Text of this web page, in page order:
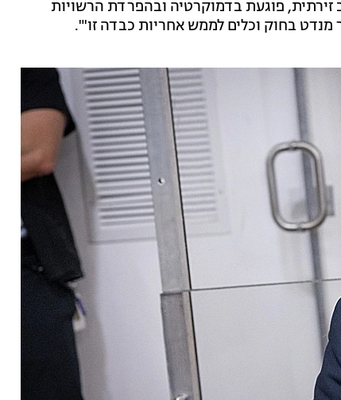
פוגעת בדמוקרטיה ובהפרדת הרשויות
בחוק וכלים לממש אחריות כבדה זו'".